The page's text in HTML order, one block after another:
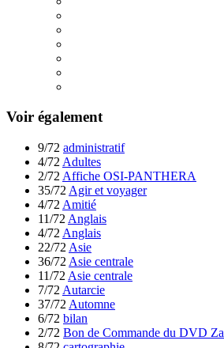
Voir également
9/72 administratif
4/72 Adultes
2/72 Affiche OSI-PANTHERA
35/72 Agir et voyager
4/72 Amitié
11/72 Anglais
4/72 Anglais
22/72 Asie
36/72 Asie centrale
11/72 Asie centrale
7/72 Autarcie
37/72 Automne
6/72 bilan
2/72 Bon de Commande du DVD